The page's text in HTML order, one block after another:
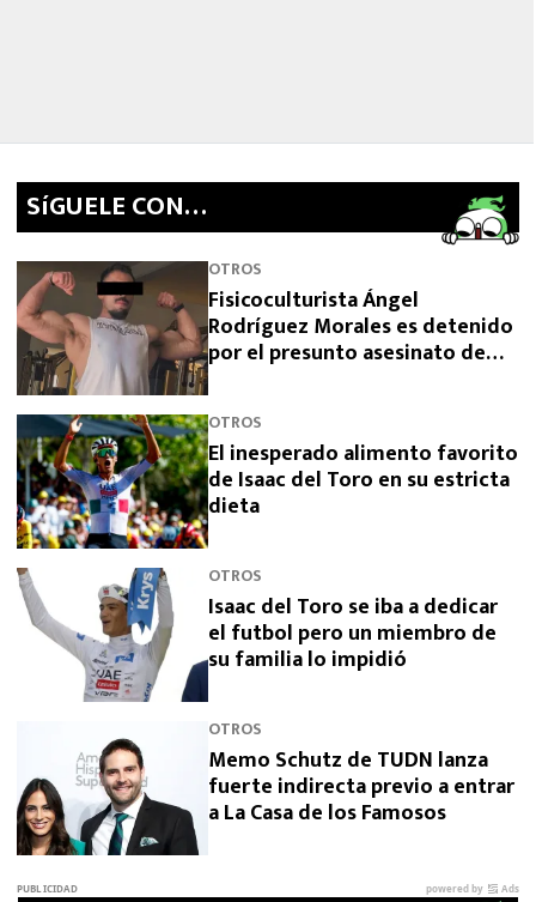
SíGUELE CON…
OTROS
Fisicoculturista Ángel
Rodríguez Morales es detenido
por el presunto asesinato de
OTROS
El inesperado alimento favorito
de Isaac del Toro en su estricta
dieta
OTROS
Isaac del Toro se iba a dedicar
el futbol pero un miembro de
su familia lo impidió
OTROS
Memo Schutz de TUDN lanza
fuerte indirecta previo a entrar
a La Casa de los Famosos